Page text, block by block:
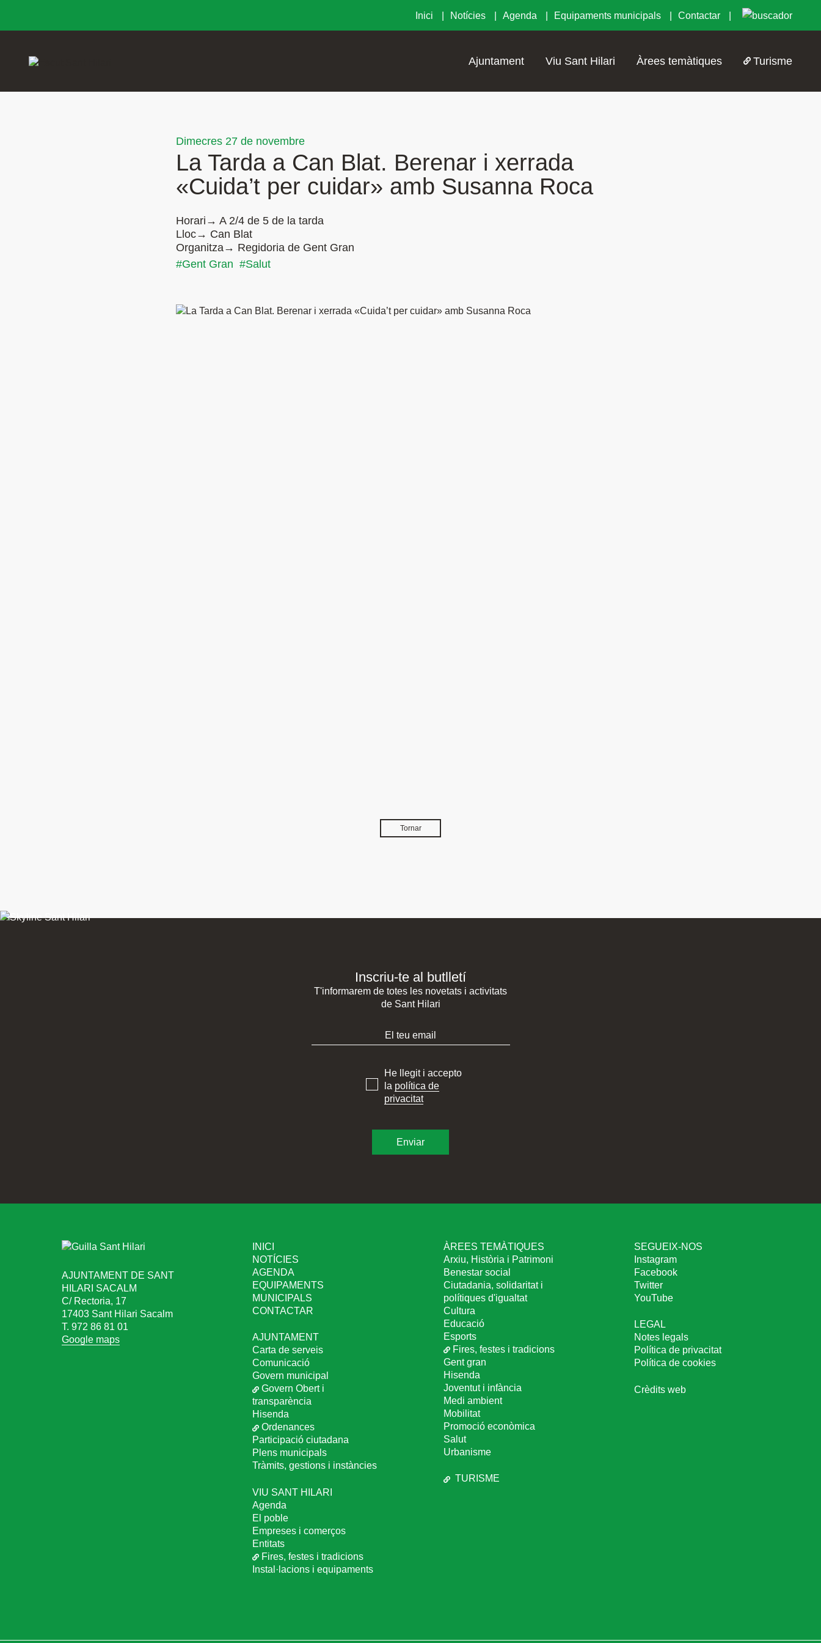
Inici Notícies Agenda Equipaments municipals Contactar
Ajuntament Viu Sant Hilari Àrees temàtiques Turisme
Dimecres 27 de novembre
La Tarda a Can Blat. Berenar i xerrada
«Cuida’t per cuidar» amb Susanna Roca
Horari→ A 2/4 de 5 de la tarda
Lloc→ Can Blat
Organitza→ Regidoria de Gent Gran
#Gent Gran #Salut
Tornar
Inscriu-te al butlletí
T'informarem de totes les novetats i activitats
de Sant Hilari
He llegit i accepto
la política de
privacitat
AJUNTAMENT DE SANT
HILARI SACALM
C/ Rectoria, 17
17403 Sant Hilari Sacalm
T. 972 86 81 01
Google maps
INICI
NOTÍCIES
AGENDA
EQUIPAMENTS
MUNICIPALS
CONTACTAR
AJUNTAMENT
Carta de serveis
Comunicació
Govern municipal
Govern Obert i
transparència
Hisenda
Ordenances
Participació ciutadana
Plens municipals
Tràmits, gestions i instàncies
VIU SANT HILARI
Agenda
El poble
Empreses i comerços
Entitats
Fires, festes i tradicions
Instal·lacions i equipaments
ÀREES TEMÀTIQUES
Arxiu, Història i Patrimoni
Benestar social
Ciutadania, solidaritat i
polítiques d'igualtat
Cultura
Educació
Esports
Fires, festes i tradicions
Gent gran
Hisenda
Joventut i infància
Medi ambient
Mobilitat
Promoció econòmica
Salut
Urbanisme
TURISME
SEGUEIX-NOS
Instagram
Facebook
Twitter
YouTube
LEGAL
Notes legals
Política de privacitat
Política de cookies
Crèdits web